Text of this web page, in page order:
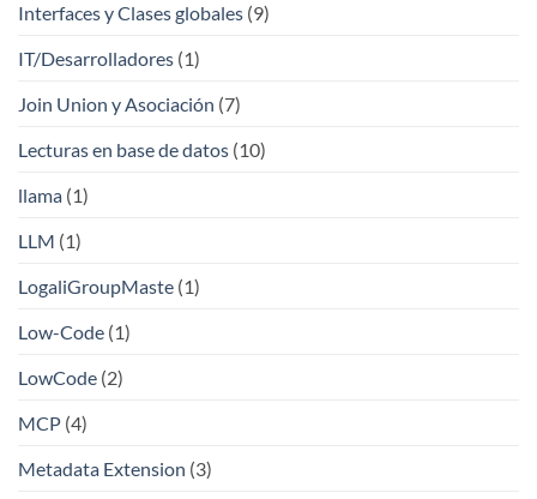
Interfaces y Clases globales (9)
IT/Desarrolladores (1)
Join Union y Asociación (7)
Lecturas en base de datos (10)
llama (1)
LLM (1)
LogaliGroupMaste (1)
Low-Code (1)
LowCode (2)
MCP (4)
Metadata Extension (3)